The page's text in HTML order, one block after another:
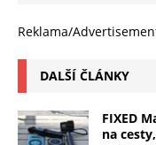
Reklama/
DALŠÍ ČLÁNKY
FIXED
na